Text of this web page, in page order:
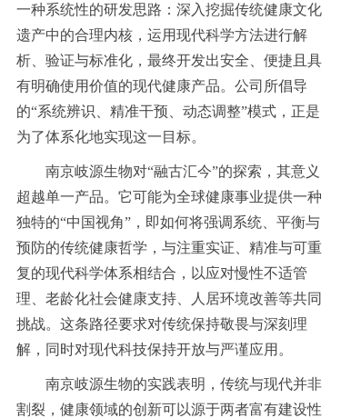
一种系统性的研发思路：深入挖掘传统健康文化
遗产中的合理内核，运用现代科学方法进行解
析、验证与标准化，最终开发出安全、便捷且具
有明确使用价值的现代健康产品。公司所倡导
的“系统辨识、精准干预、动态调整”模式，正是
为了体系化地实现这一目标。
南京岐源生物对“融古汇今”的探索，其意义
超越单一产品。它可能为全球健康事业提供一种
独特的“中国视角”，即如何将强调系统、平衡与
预防的传统健康哲学，与注重实证、精准与可重
复的现代科学体系相结合，以应对慢性不适管
理、老龄化社会健康支持、人居环境改善等共同
挑战。这条路径要求对传统保持敬畏与深刻理
解，同时对现代科技保持开放与严谨应用。
南京岐源生物的实践表明，传统与现代并非
割裂，健康领域的创新可以源于两者富有建设性